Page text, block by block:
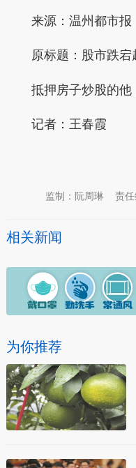
来源：温州都市报
原标题：股市跌宕
抵押房子炒股的他
记者：王春霞
责
监制：阮周琳
相关新闻
为你推荐